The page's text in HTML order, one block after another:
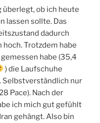
überlegt, ob ich heute
lassen sollte. Das
dadurch
Trotzdem habe
habe (35,4
) die Laufschuhe
Selbstverständlich nur
Pace). Nach der
ich mich gut gefühlt
gehängt. Also bin